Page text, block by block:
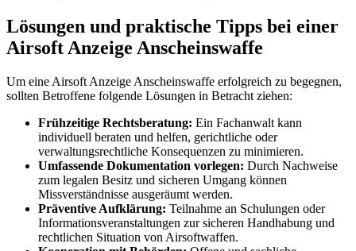
Lösungen und praktische Tipps bei einer
Airsoft Anzeige Anscheinswaffe
Um eine Airsoft Anzeige Anscheinswaffe erfolgreich zu begegnen,
sollten Betroffene folgende Lösungen in Betracht ziehen:
Frühzeitige Rechtsberatung: Ein Fachanwalt kann
individuell beraten und helfen, gerichtliche oder
verwaltungsrechtliche Konsequenzen zu minimieren.
Umfassende Dokumentation vorlegen: Durch Nachweise
zum legalen Besitz und sicheren Umgang können
Missverständnisse ausgeräumt werden.
Präventive Aufklärung: Teilnahme an Schulungen oder
Informationsveranstaltungen zur sicheren Handhabung und
rechtlichen Situation von Airsoftwaffen.